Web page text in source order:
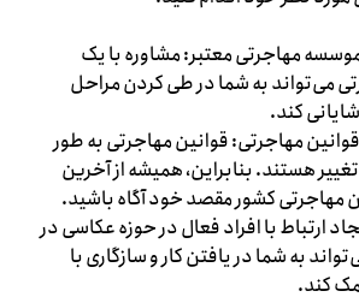
مهاجرتی معتبر: مشاوره با یک
می‌تواند به شما در طی کردن مراحل
کند.
قوانین مهاجرتی: قوانین مهاجرتی به طور
هستند. بنابراین، همیشه از آخرین
مهاجرتی کشور مقصد خود آگاه باشید.
ارتباط با افراد فعال در حوزه عکاسی در
به شما در یافتن کار و سازگاری با
کند.